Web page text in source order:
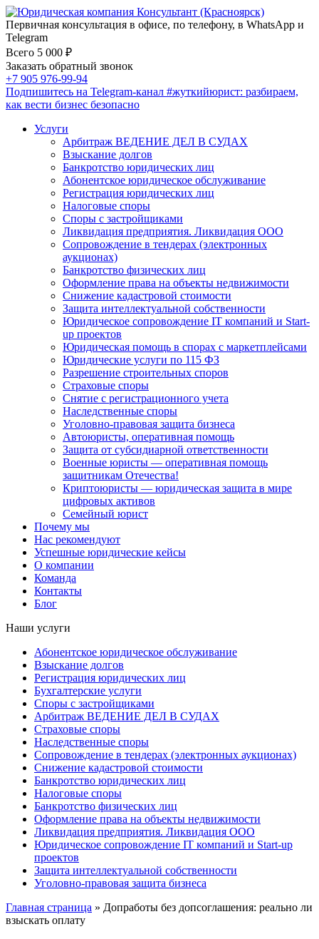
Первичная консультация в офисе, по телефону, в WhatsApp и
Telegram
Всего 5 000 ₽
Заказать обратный звонок
+7 905 976-99-94
Подпишитесь на Telegram-канал #жуткийюрист: разбираем,
как вести бизнес безопасно
Услуги
Арбитраж ВЕДЕНИЕ ДЕЛ В СУДАХ
Взыскание долгов
Банкротство юридических лиц
Абонентское юридическое обслуживание
Регистрация юридических лиц
Налоговые споры
Споры с застройщиками
Ликвидация предприятия. Ликвидация ООО
Сопровождение в тендерах (электронных
аукционах)
Банкротство физических лиц
Оформление права на объекты недвижимости
Снижение кадастровой стоимости
Защита интеллектуальной собственности
Юридическое сопровождение IT компаний и Start-
up проектов
Юридическая помощь в спорах с маркетплейсами
Юридические услуги по 115 ФЗ
Разрешение строительных споров
Страховые споры
Снятие с регистрационного учета
Наследственные споры
Уголовно-правовая защита бизнеса
Автоюристы, оперативная помощь
Защита от субсидиарной ответственности
Военные юристы — оперативная помощь
защитникам Отечества!
Криптоюристы — юридическая защита в мире
цифровых активов
Семейный юрист
Почему мы
Нас рекомендуют
Успешные юридические кейсы
О компании
Команда
Контакты
Блог
Наши услуги
Абонентское юридическое обслуживание
Взыскание долгов
Регистрация юридических лиц
Бухгалтерские услуги
Споры с застройщиками
Арбитраж ВЕДЕНИЕ ДЕЛ В СУДАХ
Страховые споры
Наследственные споры
Сопровождение в тендерах (электронных аукционах)
Снижение кадастровой стоимости
Банкротство юридических лиц
Налоговые споры
Банкротство физических лиц
Оформление права на объекты недвижимости
Ликвидация предприятия. Ликвидация ООО
Юридическое сопровождение IT компаний и Start-up
проектов
Защита интеллектуальной собственности
Уголовно-правовая защита бизнеса
Главная страница » Допработы без допсоглашения: реально ли
взыскать оплату